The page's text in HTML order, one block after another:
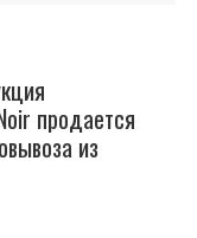
продается
из